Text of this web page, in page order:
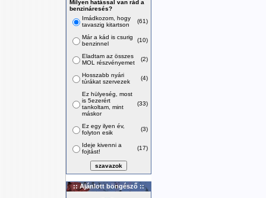
Milyen hatással van rád a
benzináresés?
Imádkozom, hogy
tavaszig kitartson
(61)
Már a kád is csurig
benzinnel
(10)
Eladtam az összes
MOL részvényemet
(2)
Hosszabb nyári
túrákat szervezek
(4)
Ez hülyeség, most
is 5ezerért
tankoltam, mint
máskor
(33)
Ez egy ilyen év,
folyton esik
(3)
Ideje kivenni a
fojtást!
(17)
:: Ajánlott böngésző ::